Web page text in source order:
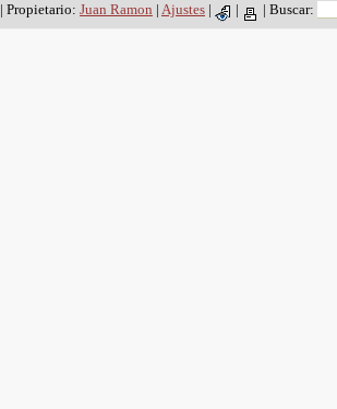
| Propietario: Juan Ramon | Ajustes | | | Buscar: